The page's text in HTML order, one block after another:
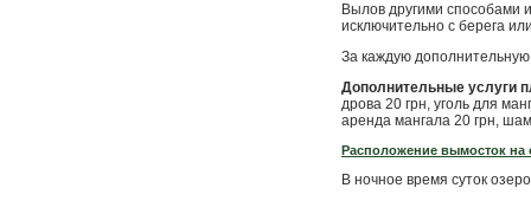
Вылов другими способами
исключительно с берега
За каждую дополнительную
Дополнительные услуги
дрова 20 грн, уголь для
аренда мангала 20 грн,
Расположение вымосток на
В ночное время суток